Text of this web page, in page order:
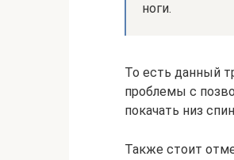
ноги.
То есть данный
проблемы с
покачать низ
Также стоит